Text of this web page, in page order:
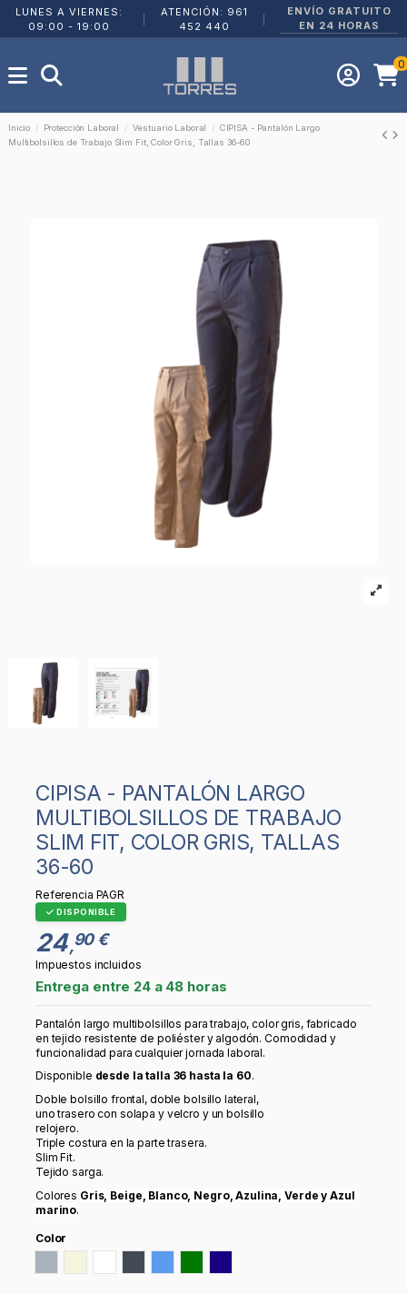
LUNES A VIERNES:
09:00 - 19:00
ATENCIÓN: 961
452 440
ENVÍO GRATUITO
EN 24 HORAS
0
Inicio Protección Laboral Vestuario Laboral
CIPISA - Pantalón Largo
Multibolsillos de Trabajo Slim Fit, Color Gris, Tallas 36-60
CIPISA - PANTALÓN LARGO
MULTIBOLSILLOS DE TRABAJO
SLIM FIT, COLOR GRIS, TALLAS
36-60
Referencia PAGR
DISPONIBLE
24 ,90 €
Impuestos incluidos
Entrega entre 24 a 48 horas
Pantalón largo multibolsillos para trabajo, color gris, fabricado
en tejido resistente de poliéster y algodón. Comodidad y
funcionalidad para cualquier jornada laboral.
Disponible desde la talla 36 hasta la 60.
Doble bolsillo frontal, doble bolsillo lateral,
uno trasero con solapa y velcro y un bolsillo
relojero.
Triple costura en la parte trasera.
Slim Fit.
Tejido sarga.
Colores Gris, Beige, Blanco, Negro, Azulina, Verde y Azul
marino.
Color